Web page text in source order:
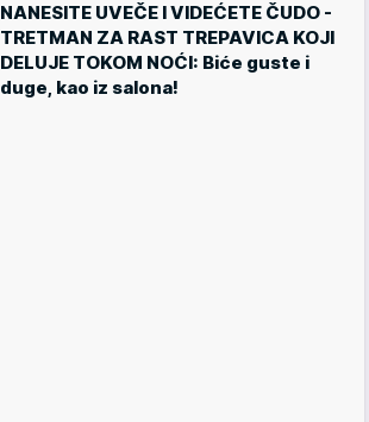
NANESITE UVEČE I VIDEĆETE ČUDO -
TRETMAN ZA RAST TREPAVICA KOJI
DELUJE TOKOM NOĆI: Biće guste i
duge, kao iz salona!